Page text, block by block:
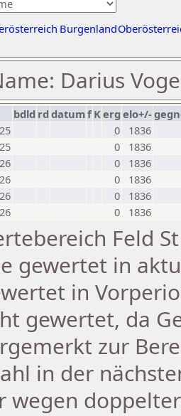
Burgenland
Darius
bdld rd datumf Kerg elo+/-
0
1836
0
1836
0
1836
0
1836
0
1836
0 1836
Feld
gewertet in
in
gewertet, da
zur
in der
wegen